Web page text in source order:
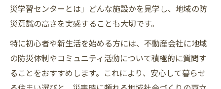
災学習センターとは」どんな施設かを見学し、地域の防
災意識の高さを実感することも大切です。
特に初心者や新生活を始める方には、不動産会社に地域
の防災体制やコミュニティ活動について積極的に質問す
ることをおすすめします。これにより、安心して暮らせ